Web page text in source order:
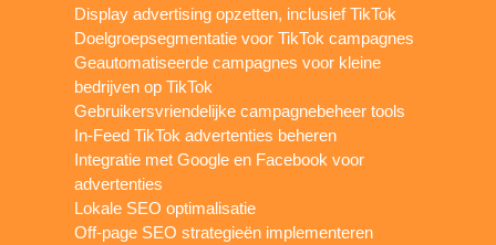
Display advertising opzetten, inclusief TikTok
Doelgroepsegmentatie voor TikTok campagnes
Geautomatiseerde campagnes voor kleine
bedrijven op TikTok
Gebruikersvriendelijke campagnebeheer tools
In-Feed TikTok advertenties beheren
Integratie met Google en Facebook voor
advertenties
Lokale SEO optimalisatie
Off-page SEO strategieën implementeren